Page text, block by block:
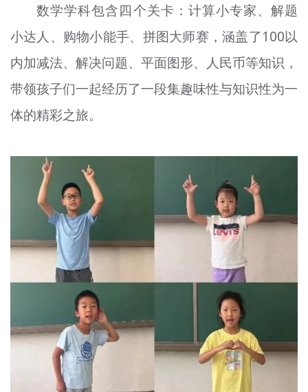
数学学科包含四个关卡：计算小专家、解题
小达人、购物小能手、拼图大师赛，涵盖了100以
内加减法、解决问题、平面图形、人民币等知识，
带领孩子们一起经历了一段集趣味性与知识性为一
体的精彩之旅。